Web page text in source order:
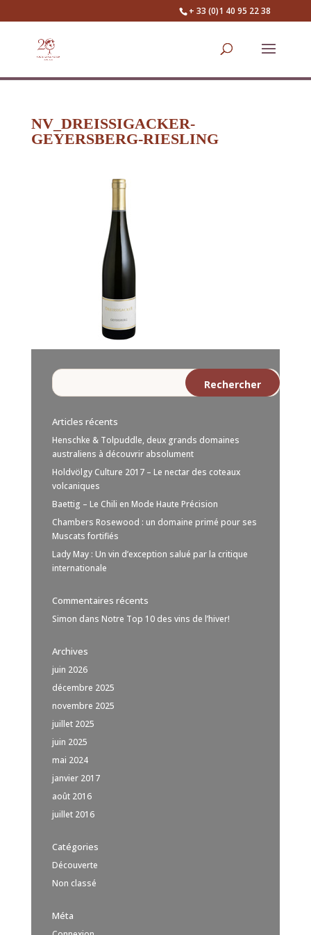
+ 33 (0)1 40 95 22 38
NV_DREISSIGACKER-
GEYERSBERG-RIESLING
Articles récents
Henschke & Tolpuddle, deux grands domaines
australiens à découvrir absolument
Holdvölgy Culture 2017 – Le nectar des coteaux
volcaniques
Baettig – Le Chili en Mode Haute Précision
Chambers Rosewood : un domaine primé pour ses
Muscats fortifiés
Lady May : Un vin d’exception salué par la critique
internationale
Commentaires récents
Simon dans Notre Top 10 des vins de l’hiver!
Archives
juin 2026
décembre 2025
novembre 2025
juillet 2025
juin 2025
mai 2024
janvier 2017
août 2016
juillet 2016
Catégories
Découverte
Non classé
Méta